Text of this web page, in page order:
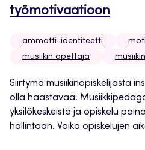
työmotivaatioon
ammatti-identiteetti
musiikin opettaja
Siirtymä musiikinopiskelijasta
olla haastavaa.
yksilökeskeistä ja opiskelu
hallintaan. Voiko opiskelujen